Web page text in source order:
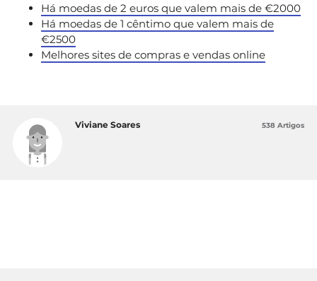
Há moedas de 2 euros que valem mais de €2000
Há moedas de 1 cêntimo que valem mais de
€2500
Melhores sites de compras e vendas online
Viviane Soares 538 Artigos